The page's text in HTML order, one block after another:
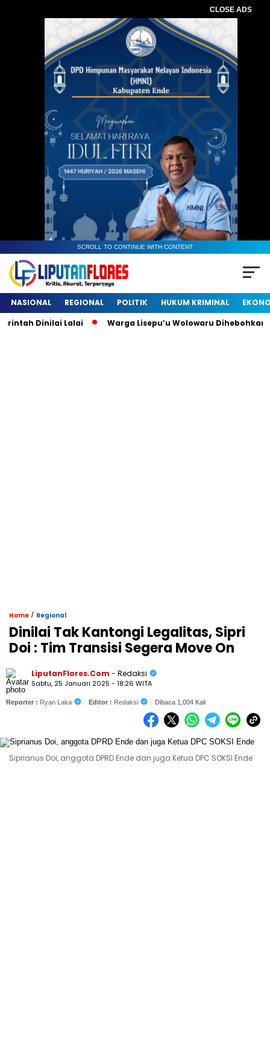
CLOSE ADS
SCROLL TO CONTINUE WITH CONTENT
NASIONAL REGIONAL POLITIK HUKUM KRIMINAL
Dinilai Lalai
Warga Lisepu’u Wolowaru Dihebohkan
Home / Regional
Dinilai Tak Kantongi Legalitas, Sipri
Doi : Tim Transisi Segera Move On
LiputanFlores.Com - Redaksi
Sabtu, 25 Januari 2025 - 18:26 WITA
Reporter : Ryan Laka Editor : Redaksi Dibaca 1,004 Kali
Siprianus Doi, anggota DPRD Ende dan juga Ketua DPC SOKSI Ende